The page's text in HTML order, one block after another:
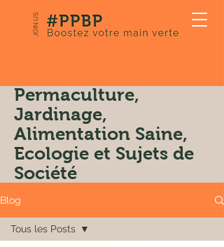
JOIN US
Permaculture,
Jardinage,
Alimentation Saine,
Ecologie et Sujets de
Société
Blog
Tous les Posts